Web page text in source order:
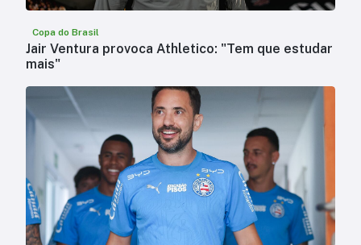
Copa do Brasil
Jair Ventura provoca Athletico: "Tem que estudar
mais"